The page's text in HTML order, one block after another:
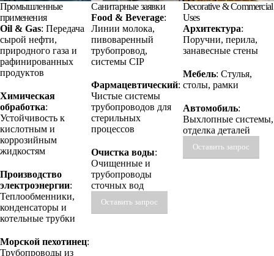
Промышленные
применения
Oil & Gas: Передача
сырой нефти,
природного газа и
рафинированных
продуктов
Химическая
обработка:
Устойчивость к
кислотным и
коррозийным
жидкостям
Производство
электроэнергии:
Теплообменники,
конденсаторы и
котельные трубки
Морской пехотинец:
Трубопроводы из
Санитарные заявки
Food & Beverage:
Линии молока,
пивоваренный
трубопровод,
системы CIP
Фармацевтический:
Чистые системы
трубопроводов для
стерильных
процессов
Очистка воды:
Очищенные и
трубопроводы
сточных вод
Оставить запрос
Decorative & Commercial
Uses
Архитектура:
Поручни, перила,
занавесные стены
Мебель: Стулья,
столы, рамки
Автомобиль:
Выхлопные системы,
отделка деталей
Оставить запрос